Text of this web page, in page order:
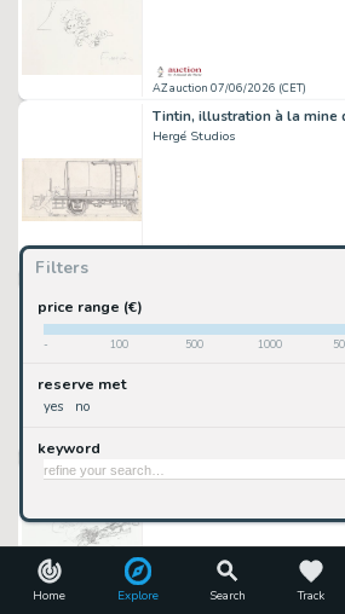
Home Explore Search Track
Filters
price range (€)
- 100 500 1000
reserve met
yes no
keyword
AZ auction 07/06/2026 (CET)
Hergé Studios
Yoko Tsuno 21 en édition